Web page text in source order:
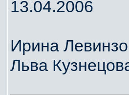
13.04.2006
Ирина
Льва